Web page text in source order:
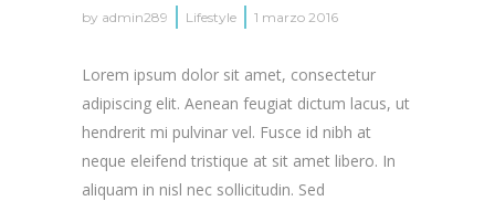
by admin289 Lifestyle 1 marzo 2016
Lorem ipsum dolor sit amet, consectetur
adipiscing elit. Aenean feugiat dictum lacus, ut
hendrerit mi pulvinar vel. Fusce id nibh at
neque eleifend tristique at sit amet libero. In
aliquam in nisl nec sollicitudin. Sed